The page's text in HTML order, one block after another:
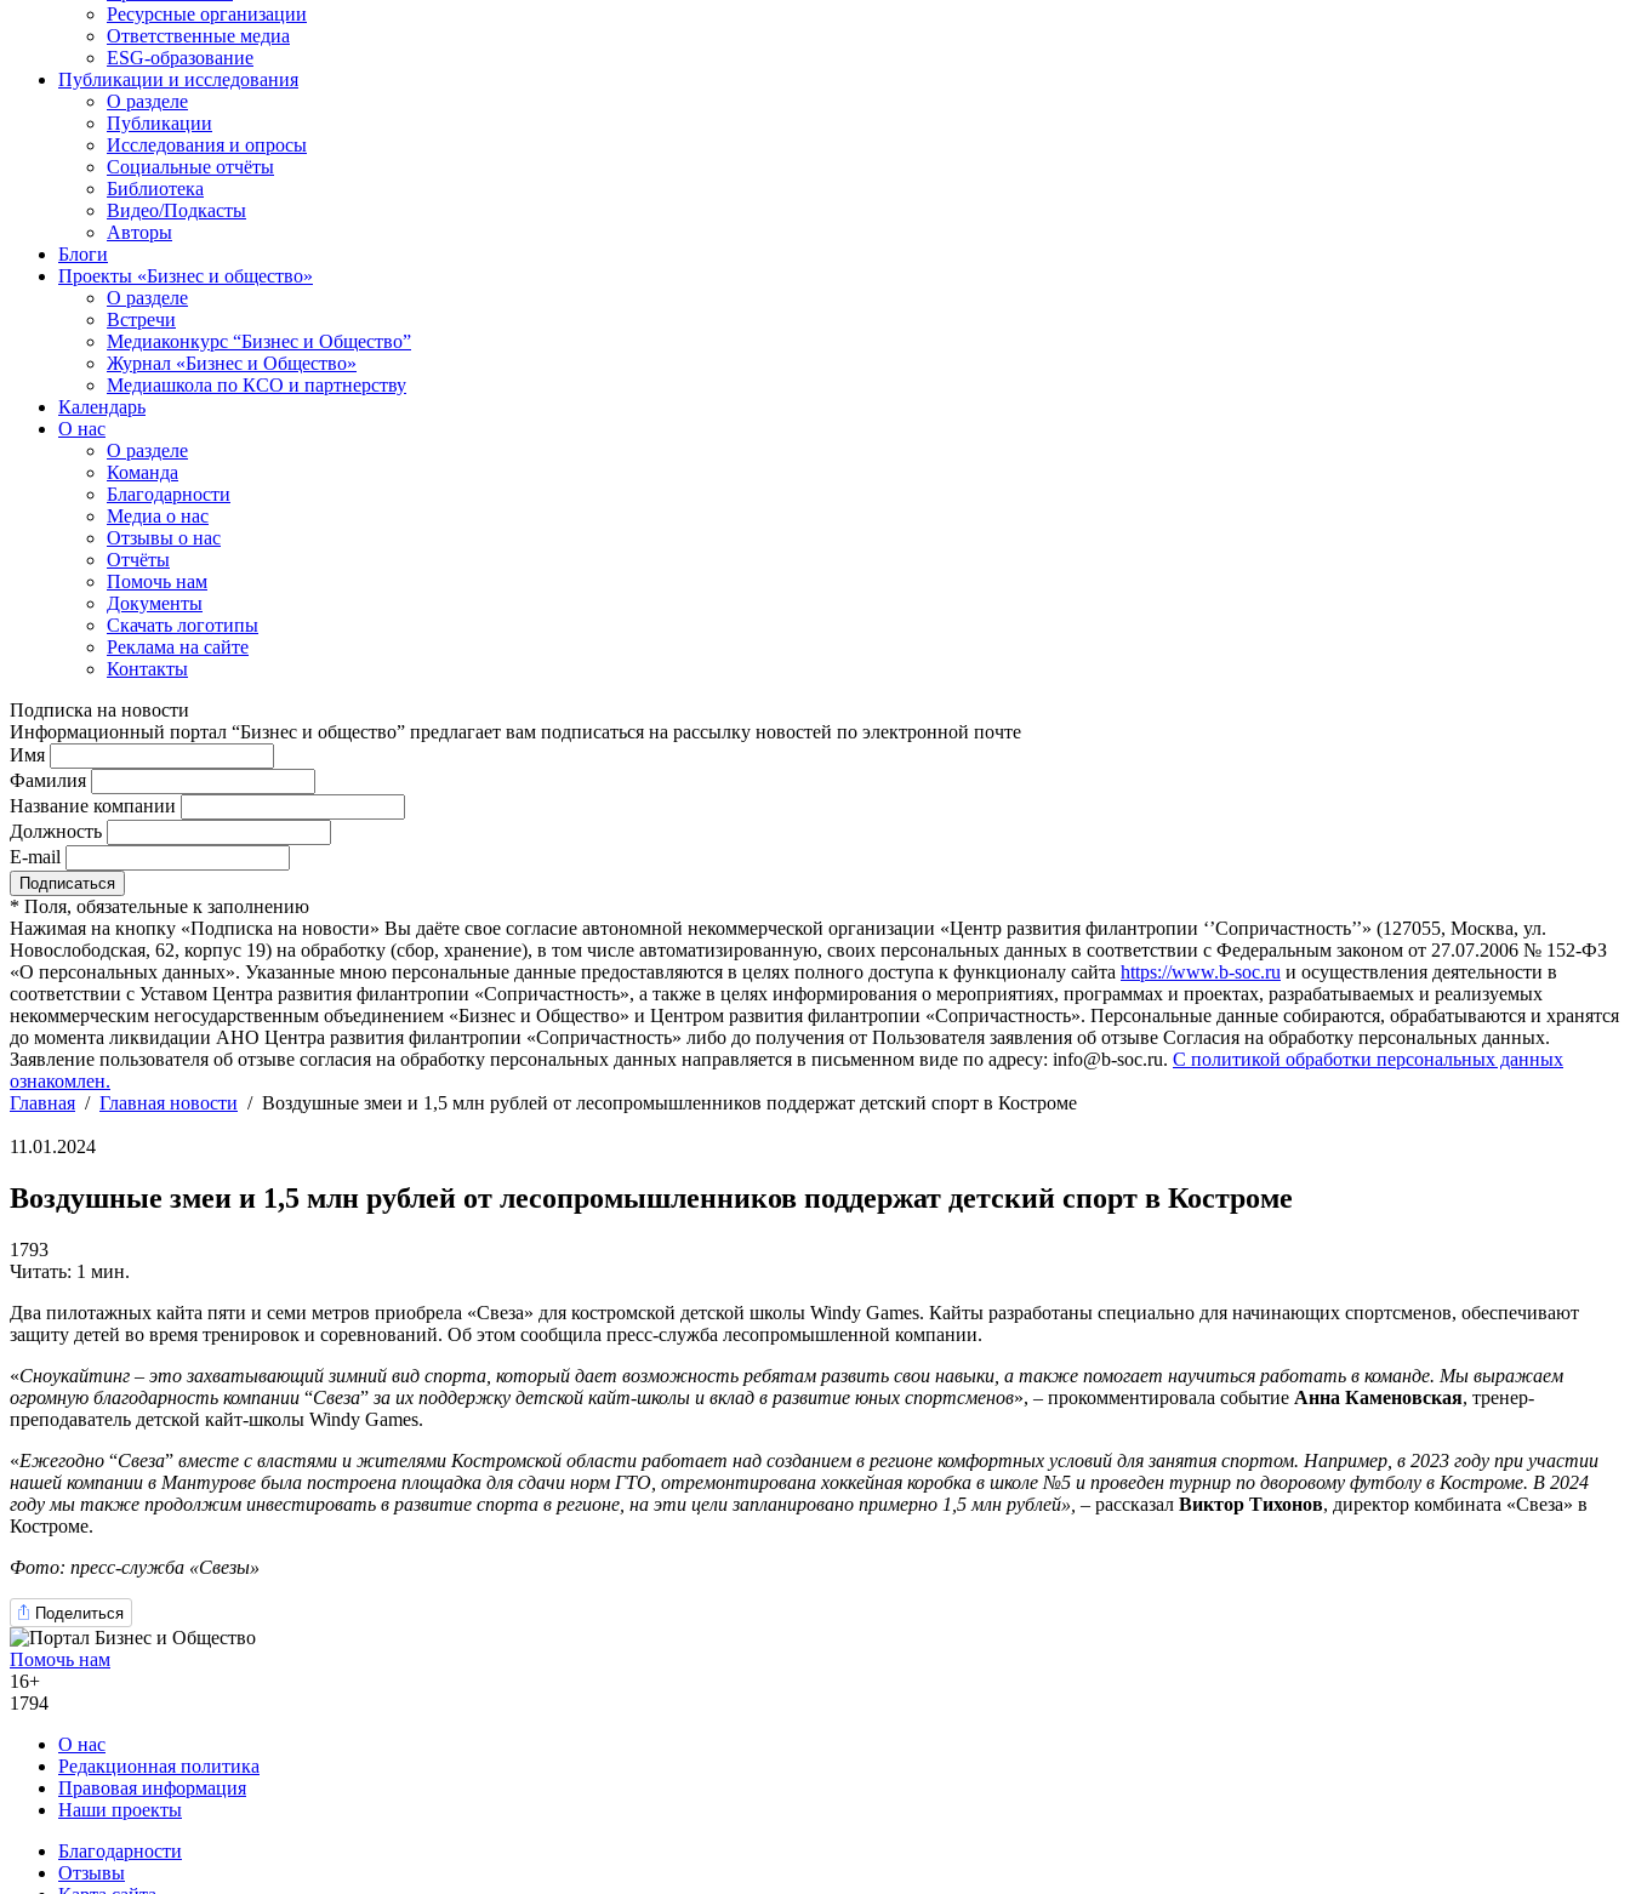
Ресурсные организации
Ответственные медиа
ESG-образование
Публикации и исследования
О разделе
Публикации
Исследования и опросы
Социальные отчёты
Библиотека
Видео/Подкасты
Авторы
Блоги
Проекты «Бизнес и общество»
О разделе
Встречи
Медиаконкурс “Бизнес и Общество”
Журнал «Бизнес и Общество»
Медиашкола по КСО и партнерству
Календарь
О нас
О разделе
Команда
Благодарности
Медиа о нас
Отзывы о нас
Отчёты
Помочь нам
Документы
Скачать логотипы
Реклама на сайте
Контакты
Подписка на новости
Информационный портал “Бизнес и общество” предлагает вам подписаться на рассылку новостей по электронной почте
Имя
Фамилия
Название компании
Должность
E-mail
* Поля, обязательные к заполнению
Нажимая на кнопку «Подписка на новости» Вы даёте свое согласие автономной некоммерческой организации «Центр развития филантропии ‘’Сопричастность’’» (127055, Москва, ул.
Новослободская, 62, корпус 19) на обработку (сбор, хранение), в том числе автоматизированную, своих персональных данных в соответствии с Федеральным законом от 27.07.2006 № 152-ФЗ
«О персональных данных». Указанные мною персональные данные предоставляются в целях полного доступа к функционалу сайта https://www.b-soc.ru и осуществления деятельности в
соответствии с Уставом Центра развития филантропии «Сопричастность», а также в целях информирования о мероприятиях, программах и проектах, разрабатываемых и реализуемых
некоммерческим негосударственным объединением «Бизнес и Общество» и Центром развития филантропии «Сопричастность». Персональные данные собираются, обрабатываются и хранятся
до момента ликвидации АНО Центра развития филантропии «Сопричастность» либо до получения от Пользователя заявления об отзыве Согласия на обработку персональных данных.
Заявление пользователя об отзыве согласия на обработку персональных данных направляется в письменном виде по адресу: info@b-soc.ru. С политикой обработки персональных данных
ознакомлен.
Главная / Главная новости / Воздушные змеи и 1,5 млн рублей от лесопромышленников поддержат детский спорт в Костроме
11.01.2024
Воздушные змеи и 1,5 млн рублей от лесопромышленников поддержат детский спорт в Костроме
1793
Читать: 1 мин.
Два пилотажных кайта пяти и семи метров приобрела «Свеза» для костромской детской школы Windy Games. Кайты разработаны специально для начинающих спортсменов, обеспечивают
защиту детей во время тренировок и соревнований. Об этом сообщила пресс-служба лесопромышленной компании.
«Сноукайтинг – это захватывающий зимний вид спорта, который дает возможность ребятам развить свои навыки, а также помогает научиться работать в команде. Мы выражаем
огромную благодарность компании “Свеза”за их поддержку детской кайт-школы и вклад в развитие юных спортсменов», – прокомментировала событие Анна Каменовская, тренер-
преподаватель детской кайт-школы Windy Games.
«Ежегодно “Свеза” вместе с властями и жителями Костромской области работает над созданием в регионе комфортных условий для занятия спортом. Например, в 2023 году при участии
нашей компании в Мантурове была построена площадка для сдачи норм ГТО, отремонтирована хоккейная коробка в школе №5 и проведен турнир по дворовому футболу в Костроме. В 2024
году мы также продолжим инвестировать в развитие спорта в регионе, на эти цели запланировано примерно 1,5 млн рублей», – рассказал Виктор Тихонов, директор комбината «Свеза» в
Костроме.
Фото: пресс-служба «Свезы»
Поделиться
Помочь нам
16+
1794
О нас
Редакционная политика
Правовая информация
Наши проекты
Благодарности
Отзывы